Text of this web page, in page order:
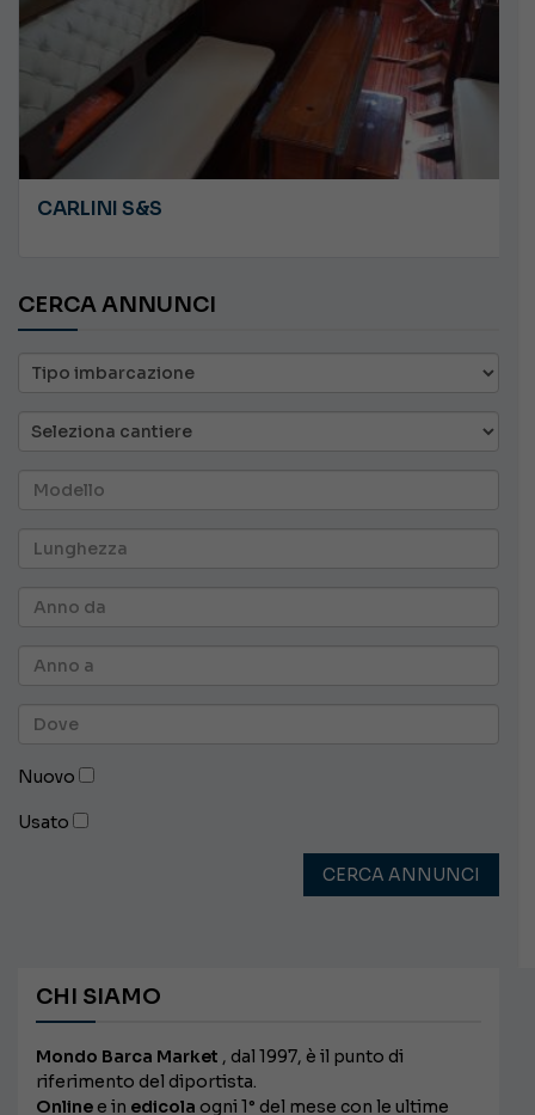
CARLINI S&S
CERCA ANNUNCI
Nuovo
Usato
CERCA ANNUNCI
CHI SIAMO
Mondo Barca Market , dal 1997, è il punto di
riferimento del diportista.
Online e in edicola ogni 1° del mese con le ultime